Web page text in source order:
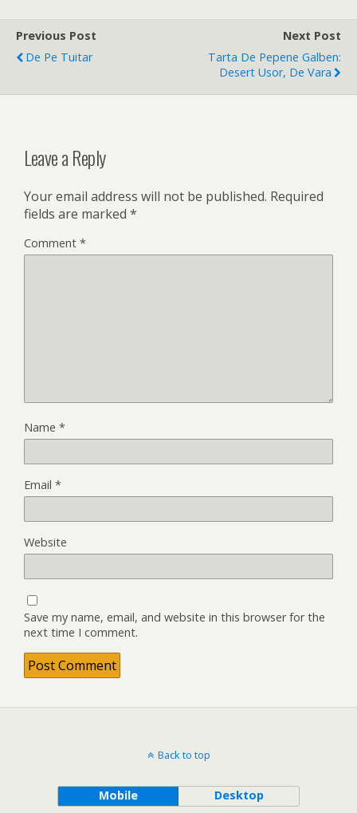
Previous Post
De Pe Tuitar
Next Post
Tarta De Pepene Galben:
Desert Usor, De Vara
Leave a Reply
Your email address will not be published. Required
fields are marked *
Comment *
Name *
Email *
Website
Save my name, email, and website in this browser for the
next time I comment.
Back to top
Mobile Desktop